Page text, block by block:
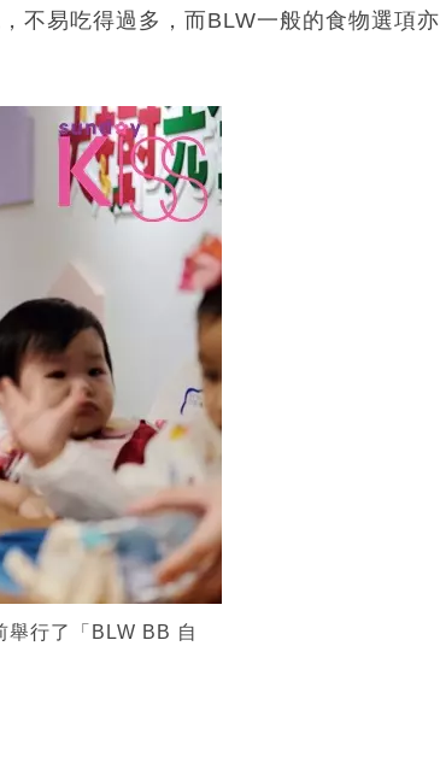
不易吃得過多，而BLW一般的食物選項亦
行了「BLW BB 自